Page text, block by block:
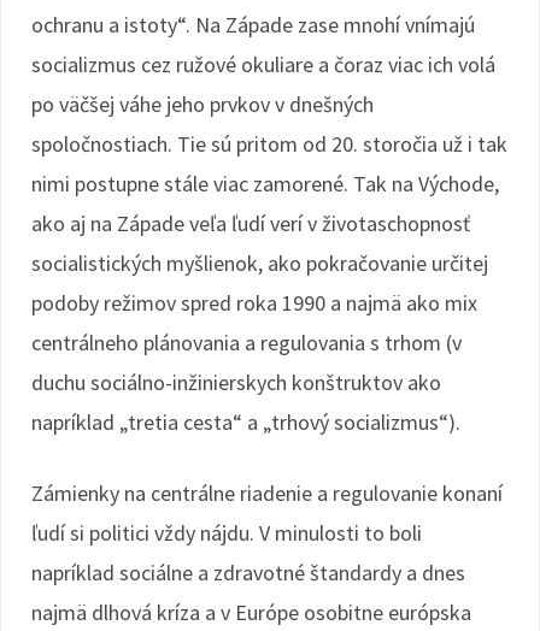
ochranu a istoty“. Na Západe zase mnohí vnímajú
socializmus cez ružové okuliare a čoraz viac ich volá
po väčšej váhe jeho prvkov v dnešných
spoločnostiach. Tie sú pritom od 20. storočia už i tak
nimi postupne stále viac zamorené. Tak na Východe,
ako aj na Západe veľa ľudí verí v životaschopnosť
socialistických myšlienok, ako pokračovanie určitej
podoby režimov spred roka 1990 a najmä ako mix
centrálneho plánovania a regulovania s trhom (v
duchu sociálno-inžinierskych konštruktov ako
napríklad „tretia cesta“ a „trhový socializmus“).
Zámienky na centrálne riadenie a regulovanie konaní
ľudí si politici vždy nájdu. V minulosti to boli
napríklad sociálne a zdravotné štandardy a dnes
najmä dlhová kríza a v Európe osobitne európska